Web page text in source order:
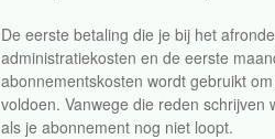
De eerste betaling die je bij het
administratiekosten en de eerste
abonnementskosten wordt gebruikt
voldoen. Vanwege die reden
als je abonnement nog niet loopt.